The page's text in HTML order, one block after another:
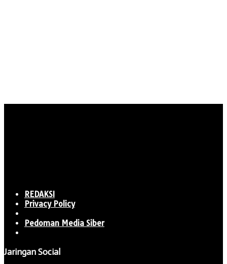
REDAKSI
Privacy Policy
Pedoman Media Siber
Jaringan Social